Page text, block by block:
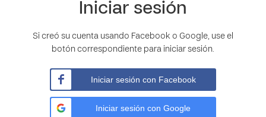
Iniciar sesión
Si creó su cuenta usando Facebook o Google, use el
botón correspondiente para iniciar sesión.
Iniciar sesión con Facebook
Iniciar sesión con Google